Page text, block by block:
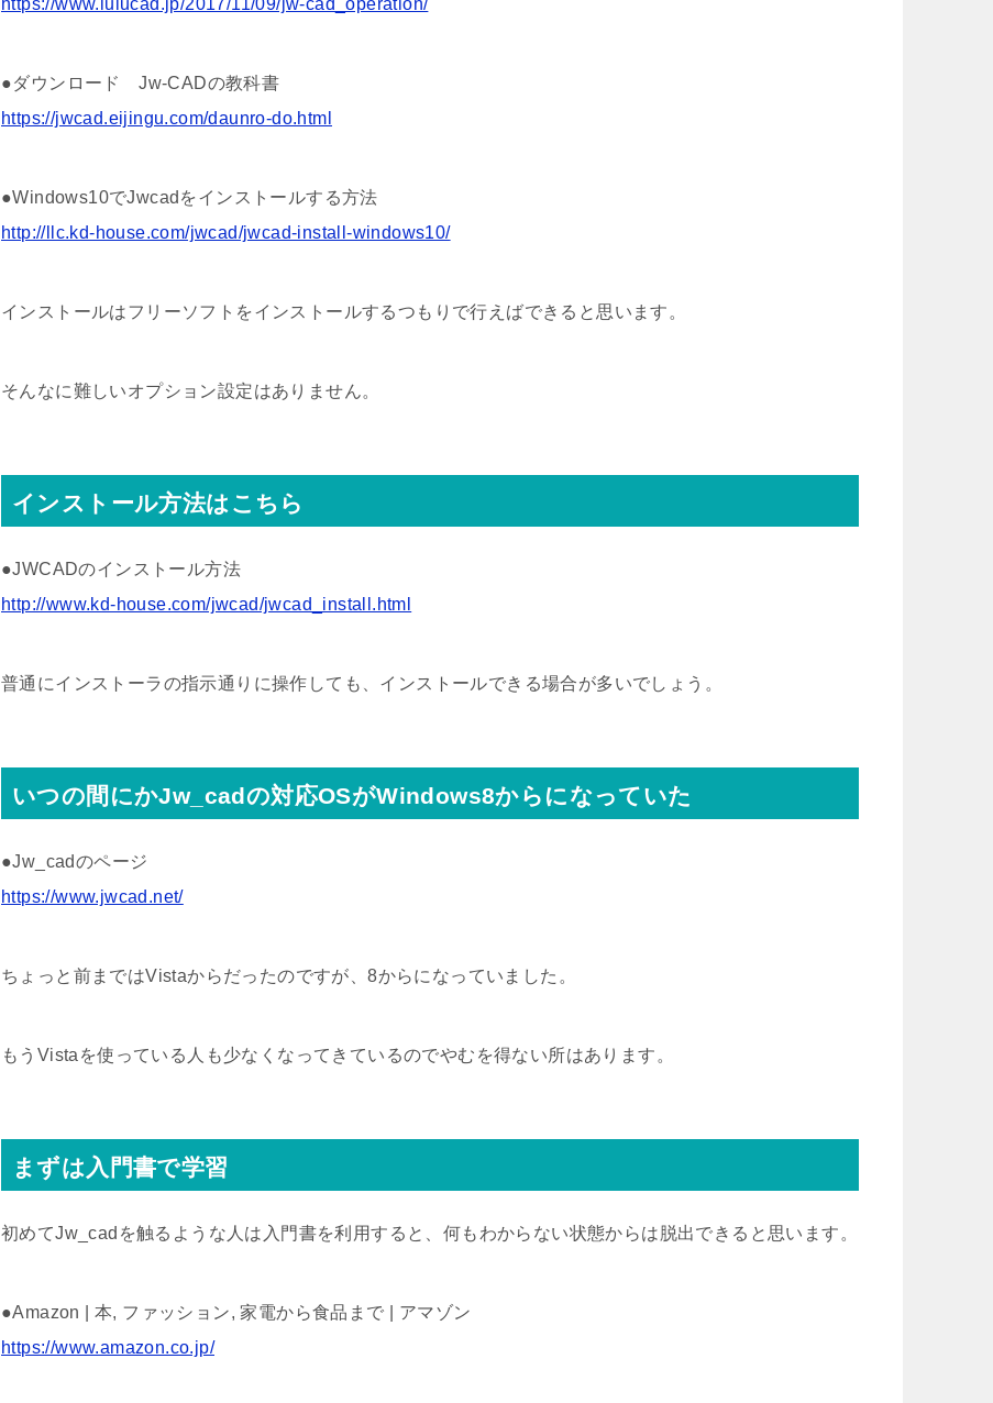
https://www.lulucad.jp/2017/11/09/jw-cad_operation/
●ダウンロード Jw-CADの教科書
https://jwcad.eijingu.com/daunro-do.html
●Windows10でJwcadをインストールする方法
http://llc.kd-house.com/jwcad/jwcad-install-windows10/
インストールはフリーソフトをインストールするつもりで行えばできると思います。
そんなに難しいオプション設定はありません。
インストール方法はこちら
●JWCADのインストール方法
http://www.kd-house.com/jwcad/jwcad_install.html
普通にインストーラの指示通りに操作しても、インストールできる場合が多いでしょう。
いつの間にかJw_cadの対応OSがWindows8からになっていた
●Jw_cadのページ
https://www.jwcad.net/
ちょっと前まではVistaからだったのですが、8からになっていました。
もうVistaを使っている人も少なくなってきているのでやむを得ない所はあります。
まずは入門書で学習
初めてJw_cadを触るような人は入門書を利用すると、何もわからない状態からは脱出できると思います。
●Amazon | 本, ファッション, 家電から食品まで | アマゾン
https://www.amazon.co.jp/